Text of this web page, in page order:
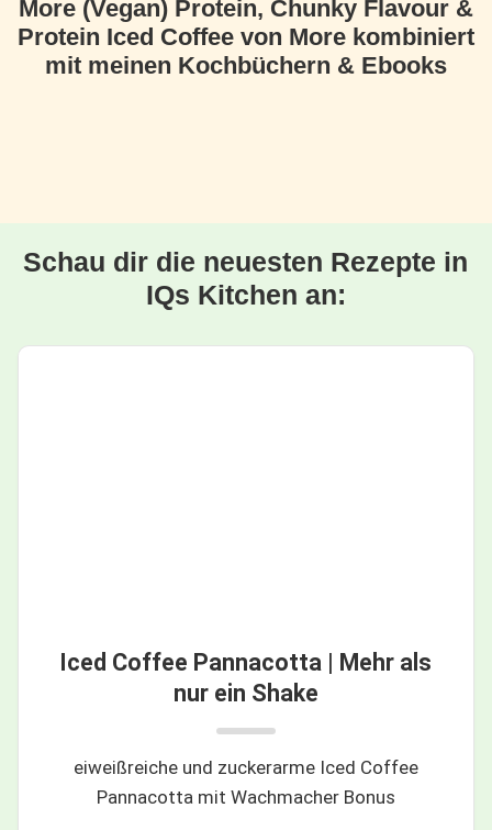
More (Vegan) Protein, Chunky Flavour &
Protein Iced Coffee von More kombiniert
mit meinen Kochbüchern & Ebooks
Schau dir die neuesten Rezepte in
IQs Kitchen an:
Iced Coffee Pannacotta | Mehr als
nur ein Shake
eiweißreiche und zuckerarme Iced Coffee
Pannacotta mit Wachmacher Bonus